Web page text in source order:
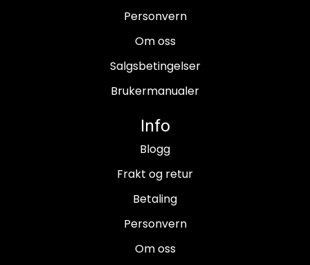
Personvern
Om oss
Salgsbetingelser
Brukermanualer
Info
Blogg
Frakt og retur
Betaling
Personvern
Om oss